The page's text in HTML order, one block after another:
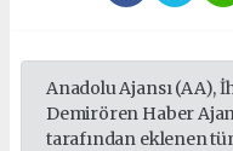
Anadolu Ajansı (AA),
Demirören Haber
tarafından eklenen